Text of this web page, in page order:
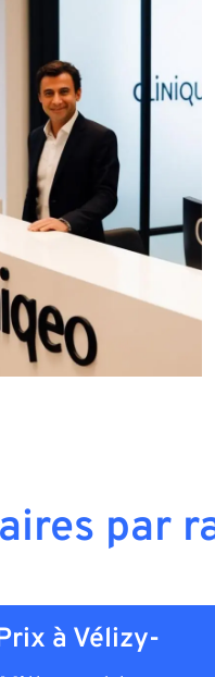
par
à Vélizy-